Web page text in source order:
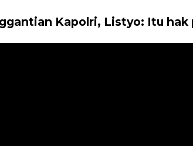
Kapolri, Listyo: Itu